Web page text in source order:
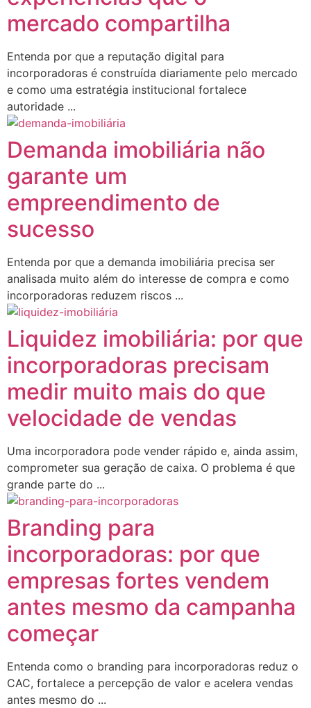
mercado compartilha
Entenda por que a reputação digital para
incorporadoras é construída diariamente pelo mercado
e como uma estratégia institucional fortalece
autoridade ...
Demanda imobiliária não
garante um
empreendimento de
sucesso
Entenda por que a demanda imobiliária precisa ser
analisada muito além do interesse de compra e como
incorporadoras reduzem riscos ...
Liquidez imobiliária: por que
incorporadoras precisam
medir muito mais do que
velocidade de vendas
Uma incorporadora pode vender rápido e, ainda assim,
comprometer sua geração de caixa. O problema é que
grande parte do ...
Branding para
incorporadoras: por que
empresas fortes vendem
antes mesmo da campanha
começar
Entenda como o branding para incorporadoras reduz o
CAC, fortalece a percepção de valor e acelera vendas
antes mesmo do ...